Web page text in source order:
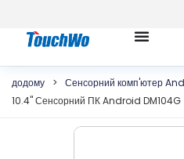
додому > Сенсорний комп'ютер
10.4" Сенсорний ПК Android DM104G